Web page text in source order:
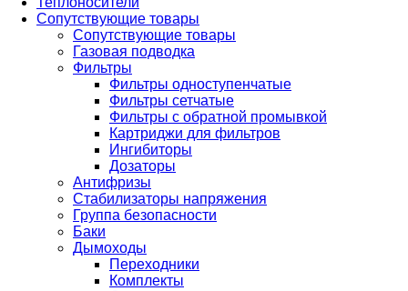
Сопутствующие товары
Сопутствующие товары
Газовая подводка
Фильтры
Фильтры одноступенчатые
Фильтры сетчатые
Фильтры с обратной промывкой
Картриджи для фильтров
Ингибиторы
Дозаторы
Антифризы
Стабилизаторы напряжения
Группа безопасности
Баки
Дымоходы
Переходники
Комплекты